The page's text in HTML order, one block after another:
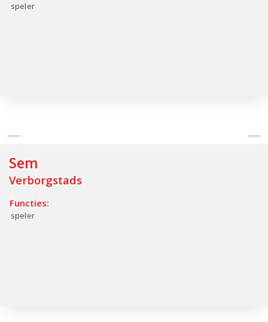
speler
Sem
Verborgstads
Functies:
speler